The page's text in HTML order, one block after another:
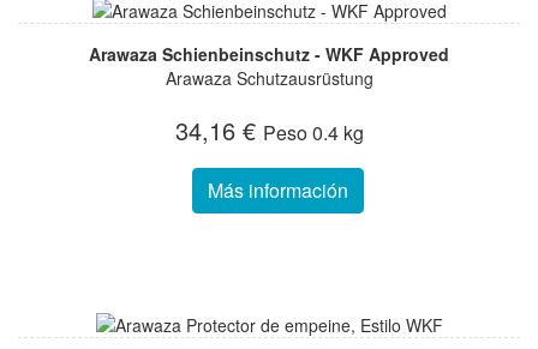
Arawaza Schienbeinschutz - WKF Approved
Arawaza Schutzausrüstung
34,16 € Peso0.4 kg
Más información